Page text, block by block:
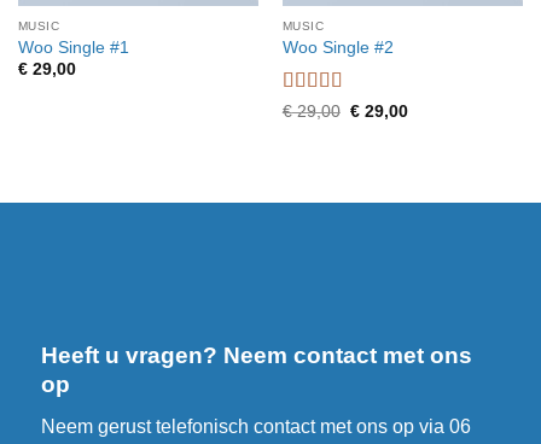
MUSIC
Woo Single #1
€29,00
MUSIC
Woo Single #2
Waardering
€29,00 Oorspronkelijke
€29,00Huidige
Heeft u vragen? Neem contact met ons
op
Neem gerust telefonisch contact met ons op via 06